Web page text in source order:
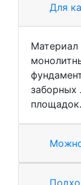
Для
Материал
заборных
площадок.